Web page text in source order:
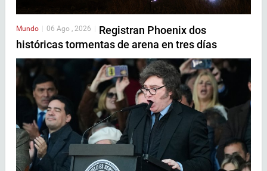
Mundo 06 Ago , 2026
Registran Phoenix dos
históricas tormentas de arena en tres días